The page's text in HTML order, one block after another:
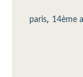
paris, 14ème